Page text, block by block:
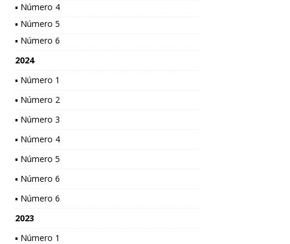
▪ Número 4
▪ Número 5
▪ Número 6
2024
▪ Número 1
▪ Número 2
▪ Número 3
▪ Número 4
▪ Número 5
▪ Número 6
▪ Número 6
2023
▪ Número 1